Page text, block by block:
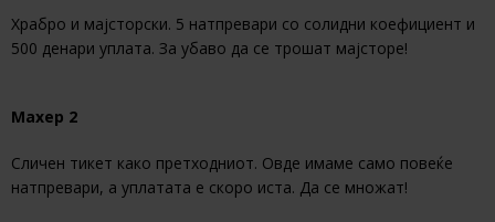
Храбро и мајсторски. 5 натпревари со солидни коефициент и
500 денари уплата. За убаво да се трошат мајсторе!
Махер 2
Сличен тикет како претходниот. Овде имаме само повеќе
натпревари, а уплатата е скоро иста. Да се множат!